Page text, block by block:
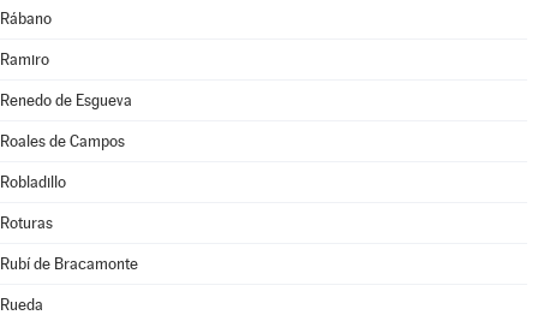
Rábano
Ramiro
Renedo de Esgueva
Roales de Campos
Robladillo
Roturas
Rubí de Bracamonte
Rueda